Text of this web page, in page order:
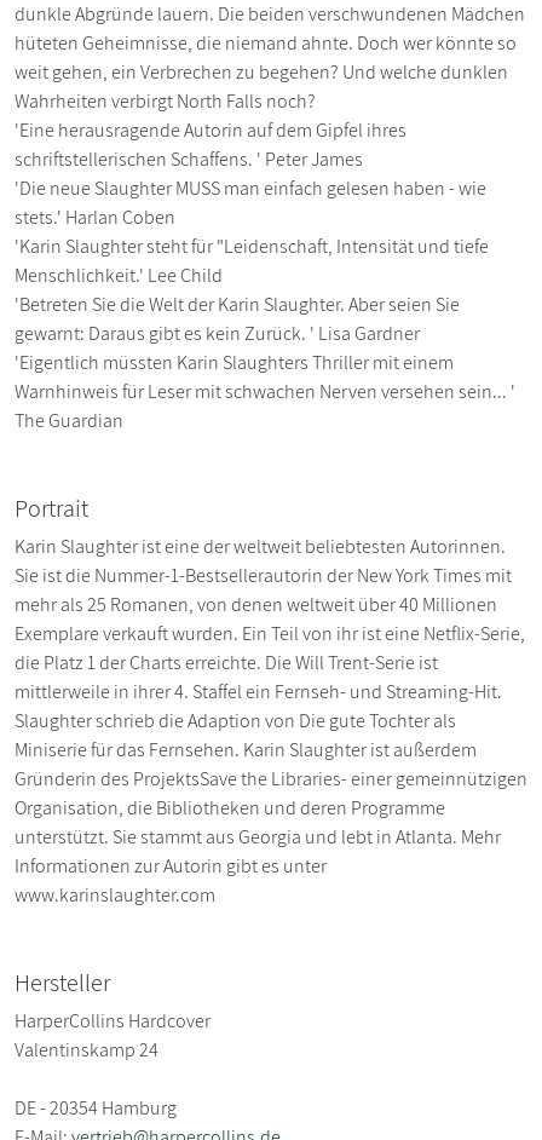
dunkle Abgründe lauern. Die beiden verschwundenen Mädchen
hüteten Geheimnisse, die niemand ahnte. Doch wer könnte so
weit gehen, ein Verbrechen zu begehen? Und welche dunklen
Wahrheiten verbirgt North Falls noch?
'Eine herausragende Autorin auf dem Gipfel ihres
schriftstellerischen Schaffens. ' Peter James
'Die neue Slaughter MUSS man einfach gelesen haben - wie
stets.' Harlan Coben
'Karin Slaughter steht für "Leidenschaft, Intensität und tiefe
Menschlichkeit.' Lee Child
'Betreten Sie die Welt der Karin Slaughter. Aber seien Sie
gewarnt: Daraus gibt es kein Zurück. ' Lisa Gardner
'Eigentlich müssten Karin Slaughters Thriller mit einem
Warnhinweis für Leser mit schwachen Nerven versehen sein... '
The Guardian
Portrait
Karin Slaughter ist eine der weltweit beliebtesten Autorinnen.
Sie ist die Nummer-1-Bestsellerautorin der New York Times mit
mehr als 25 Romanen, von denen weltweit über 40 Millionen
Exemplare verkauft wurden. Ein Teil von ihr ist eine Netflix-Serie,
die Platz 1 der Charts erreichte. Die Will Trent-Serie ist
mittlerweile in ihrer 4. Staffel ein Fernseh- und Streaming-Hit.
Slaughter schrieb die Adaption von Die gute Tochter als
Miniserie für das Fernsehen. Karin Slaughter ist außerdem
Gründerin des ProjektsSave the Libraries- einer gemeinnützigen
Organisation, die Bibliotheken und deren Programme
unterstützt. Sie stammt aus Georgia und lebt in Atlanta. Mehr
Informationen zur Autorin gibt es unter
www.karinslaughter.com
Hersteller
HarperCollins Hardcover
Valentinskamp 24
DE - 20354 Hamburg